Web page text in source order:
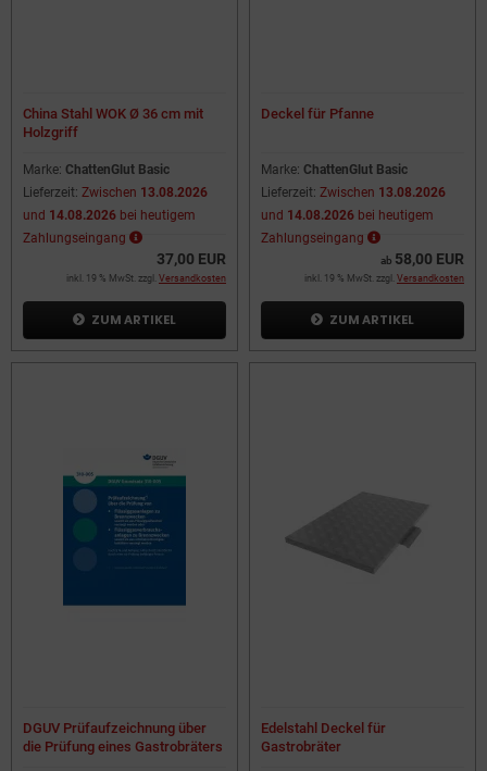
China Stahl WOK Ø 36 cm mit
Holzgriff
Marke: ChattenGlut Basic
Lieferzeit: Zwischen 13.08.2026
und 14.08.2026 bei heutigem
Zahlungseingang
37,00 EUR
inkl. 19 % MwSt. zzgl. Versandkosten
ZUM ARTIKEL
Deckel für Pfanne
Marke: ChattenGlut Basic
Lieferzeit: Zwischen 13.08.2026
und 14.08.2026 bei heutigem
Zahlungseingang
ab 58,00 EUR
inkl. 19 % MwSt. zzgl. Versandkosten
ZUM ARTIKEL
DGUV Prüfaufzeichnung über
die Prüfung eines Gastrobräters
Edelstahl Deckel für
Gastrobräter